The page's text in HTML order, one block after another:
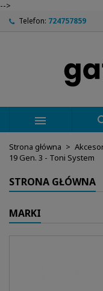
-->
Telefon: 724757859

Strona główna
19 Gen. 3 - Toni System
STRONA GŁÓWNA
MARKI